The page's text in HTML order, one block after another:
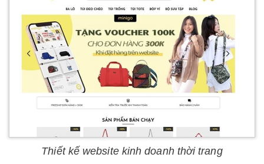
Thiết kế website kinh doanh thời trang